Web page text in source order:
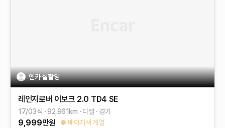
엔카 실촬영
레인지로버 이보크 2.0 TD4 SE
17/03식 92,961 km 디젤 경기
9,999만원 베이지색 계열